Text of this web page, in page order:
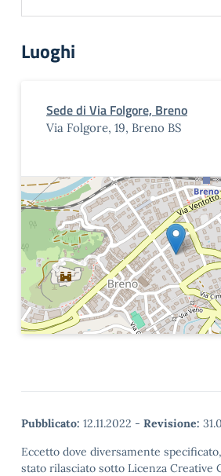
Luoghi
Sede di Via Folgore, Breno
Via Folgore, 19, Breno BS
Pubblicato: 12.11.2022 - Revisione:
Eccetto dove diversamente
stato rilasciato sotto Licenza Creative